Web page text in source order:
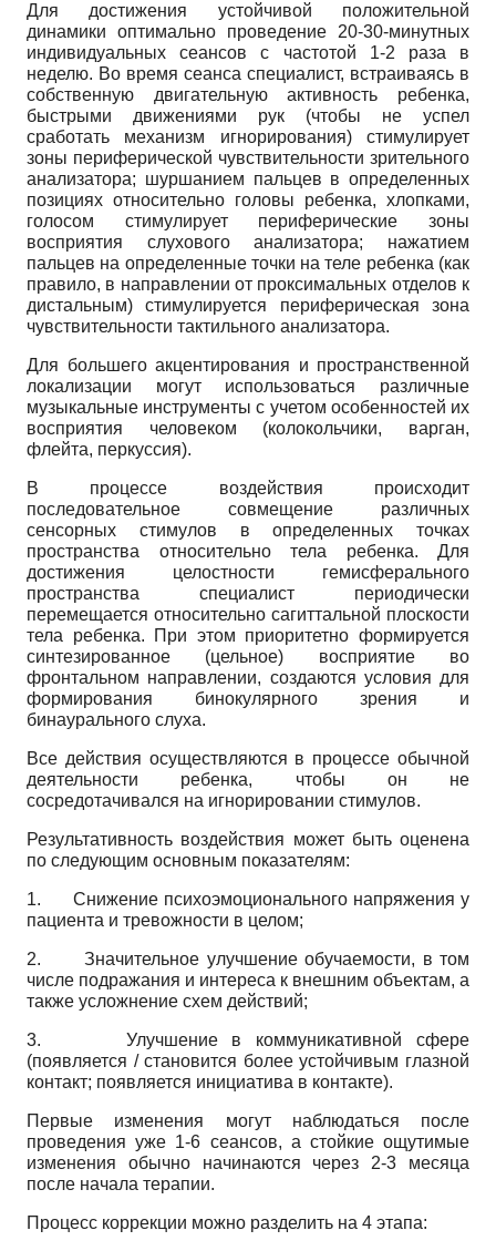
Для достижения устойчивой положительной
динамики оптимально проведение 20-30-минутных
индивидуальных сеансов с частотой 1-2 раза в
неделю. Во время сеанса специалист, встраиваясь в
собственную двигательную активность ребенка,
быстрыми движениями рук (чтобы не успел
сработать механизм игнорирования) стимулирует
зоны периферической чувствительности зрительного
анализатора; шуршанием пальцев в определенных
позициях относительно головы ребенка, хлопками,
голосом стимулирует периферические зоны
восприятия слухового анализатора; нажатием
пальцев на определенные точки на теле ребенка (как
правило, в направлении от проксимальных отделов к
дистальным) стимулируется периферическая зона
чувствительности тактильного анализатора.
Для большего акцентирования и пространственной
локализации могут использоваться различные
музыкальные инструменты с учетом особенностей их
восприятия человеком (колокольчики, варган,
флейта, перкуссия).
В процессе воздействия происходит
последовательное совмещение различных
сенсорных стимулов в определенных точках
пространства относительно тела ребенка. Для
достижения целостности гемисферального
пространства специалист периодически
перемещается относительно сагиттальной плоскости
тела ребенка. При этом приоритетно формируется
синтезированное (цельное) восприятие во
фронтальном направлении, создаются условия для
формирования бинокулярного зрения и
бинаурального слуха.
Все действия осуществляются в процессе обычной
деятельности ребенка, чтобы он не
сосредотачивался на игнорировании стимулов.
Результативность воздействия может быть оценена
по следующим основным показателям:
1.Снижение психоэмоционального напряжения у
пациента и тревожности в целом;
2. Значительное улучшение обучае­мости, в том
числе подражания и интереса к внешним объектам, а
также усложнение схем действий;
3. Улучшение в коммуникативной сфере
(появляется / становится более устойчивым глазной
контакт; появляется инициатива в контакте).
Первые изменения могут наблюдаться после
проведения уже 1-6 сеансов, а стойкие ощутимые
изменения обычно начинаются через 2-3 месяца
после начала терапии.
Процесс коррекции можно разделить на 4 этапа: